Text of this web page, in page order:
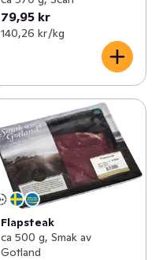
79,95 kr
140,26 kr /kg
Flapsteak
ca 500 g, Smak av
Gotland